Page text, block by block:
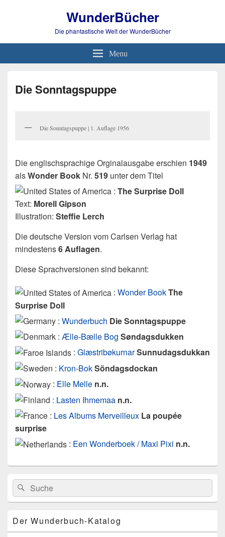
WunderBücher
Die phantastische Welt der WunderBücher
Menu
Die Sonntagspuppe
Die Sonntagspuppe | 1. Auflage 1956
Die englischsprachige Orginalausgabe erschien 1949
alsWonder Book Nr. 519 unter dem Titel
: The Surprise Doll
Text: Morell Gipson
Illustration: Steffie Lerch
Die deutsche Version vom Carlsen Verlag hat
mindestens6 Auflagen.
Diese Sprachversionen sind bekannt:
: Wonder BookThe
Surprise Doll
: Wunderbuch Die Sonntagspuppe
: Ælle-Bælle Bog Søndagsdukken
: GlæstribøkurnarSunnudagsdukkan
: Kron-BokSöndagsdockan
: Elle Melle n.n.
: Lasten Ihmemaa n.n.
: Les Albums Merveilleux La poupée
surprise
: Een Wonderboek / Maxi Pixi n.n.
Primärer
Seitenleisten
Widget-
Bereich
Search
for:
Suche
Der Wunderbuch-Katalog